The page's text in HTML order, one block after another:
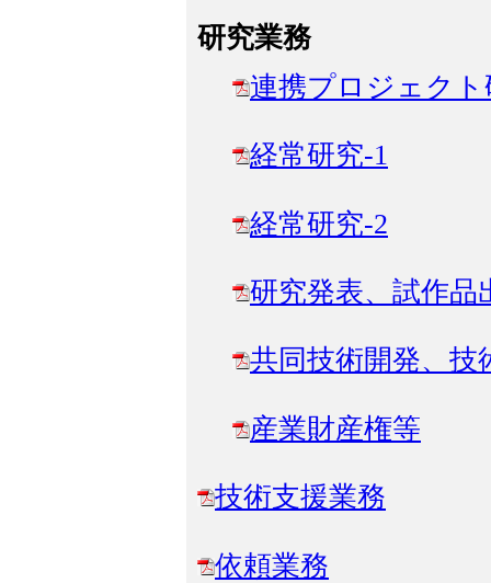
研究業務
連携プロジェクト
経常研究-1
経常研究-2
研究発表、試作品
共同技術開発、技
産業財産権等
技術支援業務
依頼業務